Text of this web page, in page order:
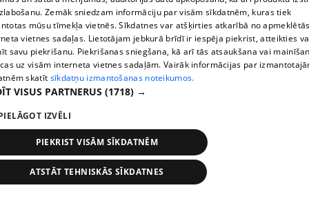
pirms 3 mēnešiem
Veselības sākas ar mikrobiomu, ar ko to barot, lai
justos labi?
Zemāk sniedzam informāciju par visām sīkdatnēm, kuras tiek
mūsu tīmekļa vietnēs. Sīkdatnes var atšķirties atkarībā no
vietnes sadaļas. Lietotājam jebkurā brīdī ir iespēja piekrist, atteikties
savu piekrišanu. Piekrišanas sniegšana, kā arī tās atsaukšana vai
uz visām interneta vietnes sadaļām. Vairāk informācijas par
skatīt sīkdatņu izmantošanas noteikumos.
VISUS PARTNERUS (1718) →
IZVĒLI
PIEKRIST VISĀM SĪKDATNĒM
ATSTĀT TEHNISKĀS SĪKDATNES